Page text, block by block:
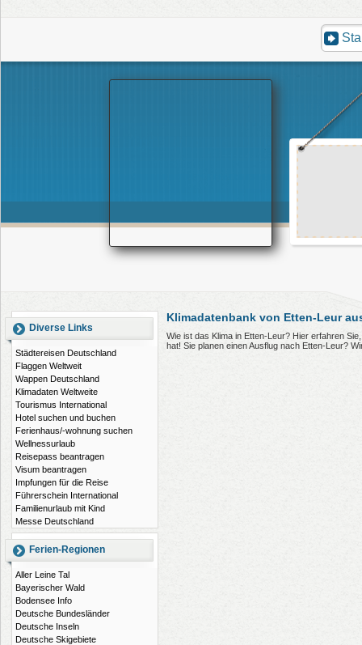
Diverse Links
Städtereisen Deutschland
Flaggen Weltweit
Wappen Deutschland
Klimadaten Weltweite
Tourismus International
Hotel suchen und buchen
Ferienhaus/-wohnung suchen
Wellnessurlaub
Reisepass beantragen
Visum beantragen
Impfungen für die Reise
Führerschein International
Familienurlaub mit Kind
Messe Deutschland
Ferien-Regionen
Aller Leine Tal
Bayerischer Wald
Bodensee Info
Deutsche Bundesländer
Deutsche Inseln
Deutsche Skigebiete
Klimadatenbank von Etten-Leur
Wie ist das Klima in Etten-Leur? Hier erfahren
hat! Sie planen einen Ausflug nach Etten-Leur?